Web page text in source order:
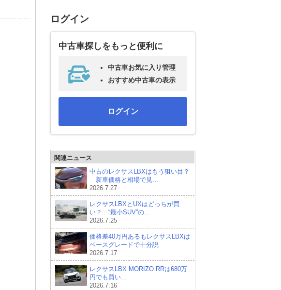
ログイン
中古車探しをもっと便利に
中古車お気に入り管理
おすすめ中古車の表示
ログイン
関連ニュース
中古のレクサスLBXはもう狙い目？
新車価格と相場で見...
2026.7.27
レクサスLBXとUXはどっちが買
い？ “最小SUV”の...
2026.7.25
価格差40万円あるもレクサスLBXは
ベースグレードで十分説
2026.7.17
レクサスLBX MORIZO RRは680万
円でも買い...
2026.7.16